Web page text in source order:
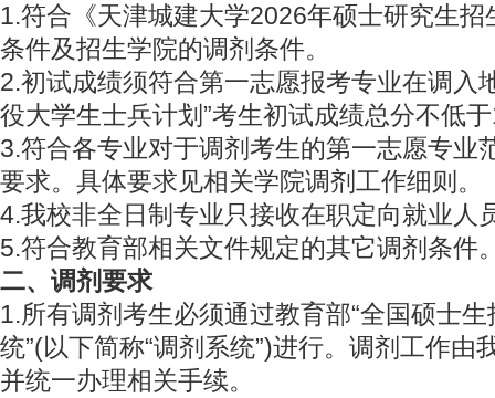
1.符合《天津城建大学2026年硕士研究生
条件及招生学院的调剂条件。
2.初试成绩须符合第一志愿报考专业在调入
役大学生士兵计划”考生初试成绩总分不低
3.符合各专业对于调剂考生的第一志愿专业
要求。具体要求见相关学院调剂工作细则。
4.我校非全日制专业只接收在职定向就业人
5.符合教育部相关文件规定的其它调剂条件
二、调剂要求
1.所有调剂考生必须通过教育部“全国硕士
统”(以下简称“调剂系统”)进行。调剂工作由
并统一办理相关手续。